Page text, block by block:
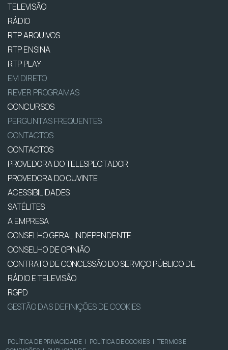
TELEVISÃO
RÁDIO
RTP ARQUIVOS
RTP ENSINA
RTP PLAY
EM DIRETO
REVER PROGRAMAS
CONCURSOS
PERGUNTAS FREQUENTES
CONTACTOS
CONTACTOS
PROVEDORA DO TELESPECTADOR
PROVEDORA DO OUVINTE
ACESSIBILIDADES
SATÉLITES
A EMPRESA
CONSELHO GERAL INDEPENDENTE
CONSELHO DE OPINIÃO
CONTRATO DE CONCESSÃO DO SERVIÇO PÚBLICO DE
RÁDIO E TELEVISÃO
RGPD
GESTÃO DAS DEFINIÇÕES DE COOKIES
POLÍTICA DE PRIVACIDADE | POLÍTICA DE COOKIES | TERMOS E